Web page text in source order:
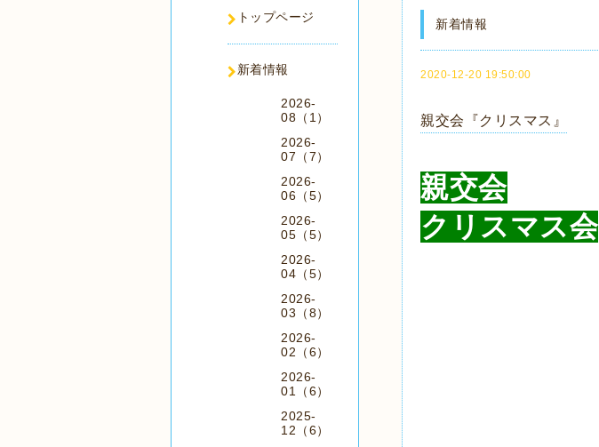
新着情報
2020-12-20 19:50:00
親交会『クリスマス』
親交会
クリスマス会
トップページ
新着情報
2026-
08（1）
2026-
07（7）
2026-
06（5）
2026-
05（5）
2026-
04（5）
2026-
03（8）
2026-
02（6）
2026-
01（6）
2025-
12（6）